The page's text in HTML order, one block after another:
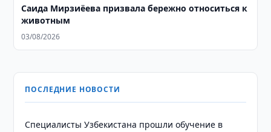
Саида Мирзиёева призвала бережно относиться к
животным
03/08/2026
ПОСЛЕДНИЕ НОВОСТИ
Специалисты Узбекистана прошли обучение в